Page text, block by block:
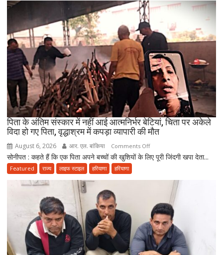
यात्रा
निकला
परिवार,
बेटे-
बहुओं
ने
उठाया
जिम्मा,
बोले-
माता-
पिता
की
सेवा
ही
की
भक्ति
पिता के अंतिम संस्कार में नहीं आई आत्मनिर्भर बेटियां, चिता पर अकेले
विदा हो गए पिता, वृद्धाश्रम में कपड़ा व्यापारी की मौत
August 6, 2026 आर. एल. बांकिया Comments Offon
पिता
नहीं
आई
आत्मनिर्भर
बेटियां,
सोनीपत : कहते हैं कि एक पिता अपने बच्चों की खुशियों के लिए पूरी जिंदगी खपा देता...
Featured राज्य लाइफ स्टाइल हरियाणा हरियाणा